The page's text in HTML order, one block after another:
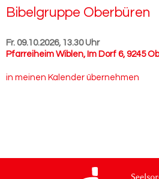
Bi­bel­grup­pe Ober­bü­ren
Fr. 09.10.2026, 13.30 Uhr
Pfarreiheim Wiblen, Im Dorf 6, 9245
in meinen Kalender übernehmen